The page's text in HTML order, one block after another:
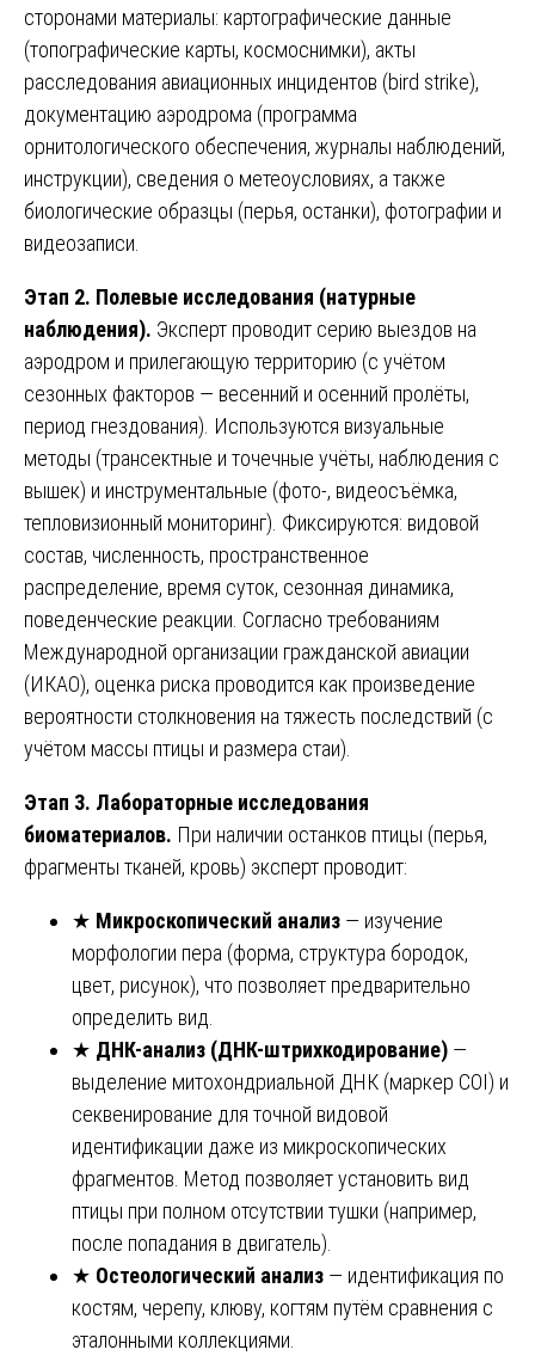
сторонами материалы: картографические данные
(топографические карты, космоснимки), акты
расследования авиационных инцидентов (bird strike),
документацию аэродрома (программа
орнитологического обеспечения, журналы наблюдений,
инструкции), сведения о метеоусловиях, а также
биологические образцы (перья, останки), фотографии и
видеозаписи.
Этап 2. Полевые исследования (натурные
наблюдения). Эксперт проводит серию выездов на
аэродром и прилегающую территорию (с учётом
сезонных факторов — весенний и осенний пролёты,
период гнездования). Используются визуальные
методы (трансектные и точечные учёты, наблюдения с
вышек) и инструментальные (фото-, видеосъёмка,
тепловизионный мониторинг). Фиксируются: видовой
состав, численность, пространственное
распределение, время суток, сезонная динамика,
поведенческие реакции. Согласно требованиям
Международной организации гражданской авиации
(ИКАО), оценка риска проводится как произведение
вероятности столкновения на тяжесть последствий (с
учётом массы птицы и размера стаи).
Этап 3. Лабораторные исследования
биоматериалов. При наличии останков птицы (перья,
фрагменты тканей, кровь) эксперт проводит:
★ Микроскопический анализ — изучение
морфологии пера (форма, структура бородок,
цвет, рисунок), что позволяет предварительно
определить вид.
★ ДНК-анализ (ДНК-штрихкодирование) —
выделение митохондриальной ДНК (маркер COI) и
секвенирование для точной видовой
идентификации даже из микроскопических
фрагментов. Метод позволяет установить вид
птицы при полном отсутствии тушки (например,
после попадания в двигатель).
★ Остеологический анализ — идентификация по
костям, черепу, клюву, когтям путём сравнения с
эталонными коллекциями.